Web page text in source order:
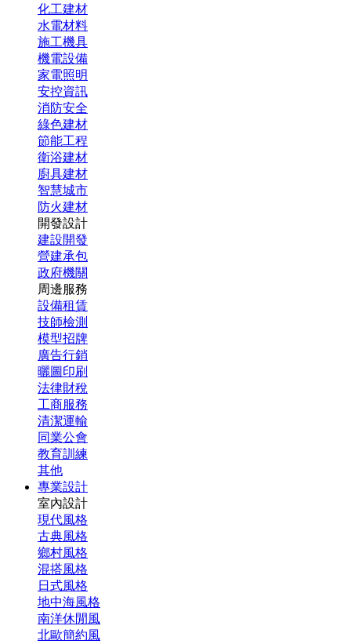
化工建材
水電材料
施工機具
機電設備
家電照明
安控資訊
消防安全
綠色建材
節能工程
衛浴建材
廚具建材
智慧城市
防火建材
開發設計
建設開發
營建承包
政府機關
周邊服務
設備租賃
技師檢測
模型招牌
廣告行銷
曬圖印刷
法律財稅
工商服務
清潔運輸
同業公會
教育訓練
其他
專業設計
室內設計
現代風格
古典風格
鄉村風格
混搭風格
日式風格
地中海風格
南洋休閒風
北歐簡約風